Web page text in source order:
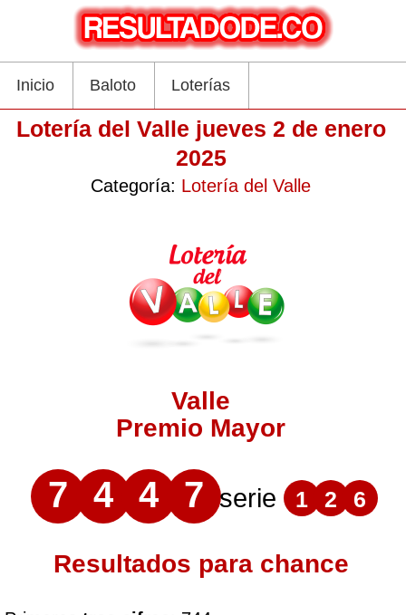
Inicio Baloto Loterías
Lotería del Valle jueves 2 de enero
2025
Categoría: Lotería del Valle
Valle
Premio Mayor
7 4 4 7 serie 1 2 6
Resultados para chance